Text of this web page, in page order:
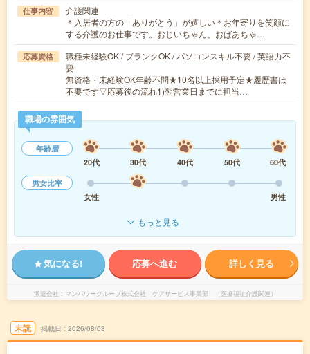
仕事内容
介護関連
＊入居者の方の「ありがとう」が嬉しい＊お年寄りを笑顔に
する介護のお仕事です。おじいちゃん、おばあちゃ…
応募資格
職種未経験OK / ブランクOK / パソコンスキル不要 / 英語力不
要
無資格・未経験OK年齢不問★10名以上採用予定★履歴書は
不要です▽応募後の流れ1)翌営業日までに担当…
職場の雰囲気
年齢層
20代
30代 40代 50代
60代
男女比率
女性
男性
もっと見る
気になる! 応募へ進む 詳しく見る
派遣会社 マンパワーグループ株式会社 ケアサービス事業部 （医療福祉介護関連）
未読 掲載日 2026/08/03